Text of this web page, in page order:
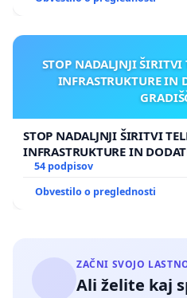
STOP NADALJNJI
INFRASTRUKTURE IN
STOP NADALJNJI ŠIRITVI
INFRASTRUKTURE IN
GRADIŠČAKU
54 podpisov
Obvestilo o preglednosti
ZAČNI SVOJO
Ali želite kaj